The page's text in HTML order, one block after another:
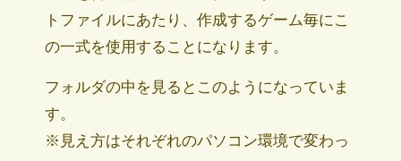
トファイルにあたり、作成するゲーム毎にこ
の一式を使用することになります。
フォルダの中を見るとこのようになっていま
す。
※見え方はそれぞれのパソコン環境で変わっ